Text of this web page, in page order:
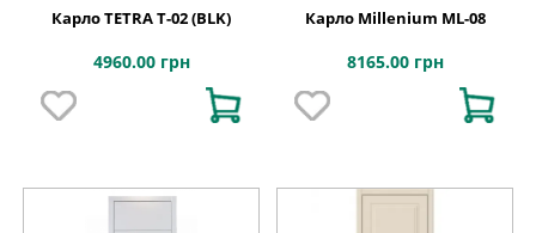
Карло TETRA Т-02 (BLK)
4960.00 грн
Карло Millenium ML-08
8165.00 грн